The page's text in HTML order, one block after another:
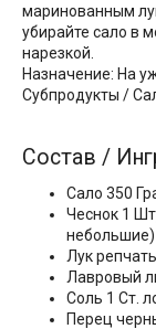
маринованным
убирайте сало в
нарезкой.
Назначение: На
Субпродукты /
Состав /
Сало 350
Чеснок 1
небольшие)
Лук
Лавровый
Соль 1 Ст.
Перец